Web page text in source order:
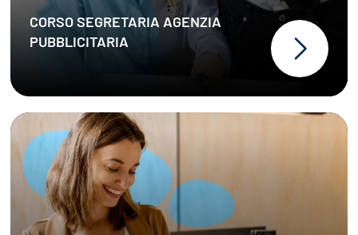
CORSO SEGRETARIA AGENZIA
PUBBLICITARIA